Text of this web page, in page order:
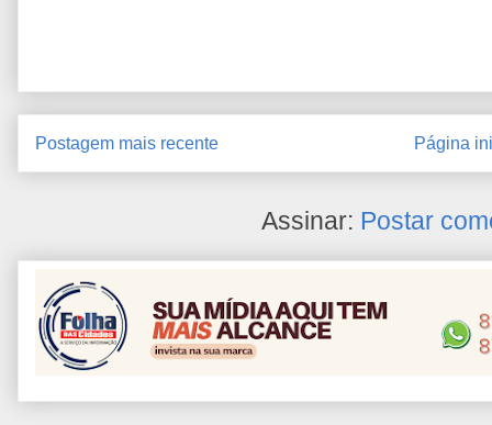
Postagem mais recente Página
Assinar: Postar